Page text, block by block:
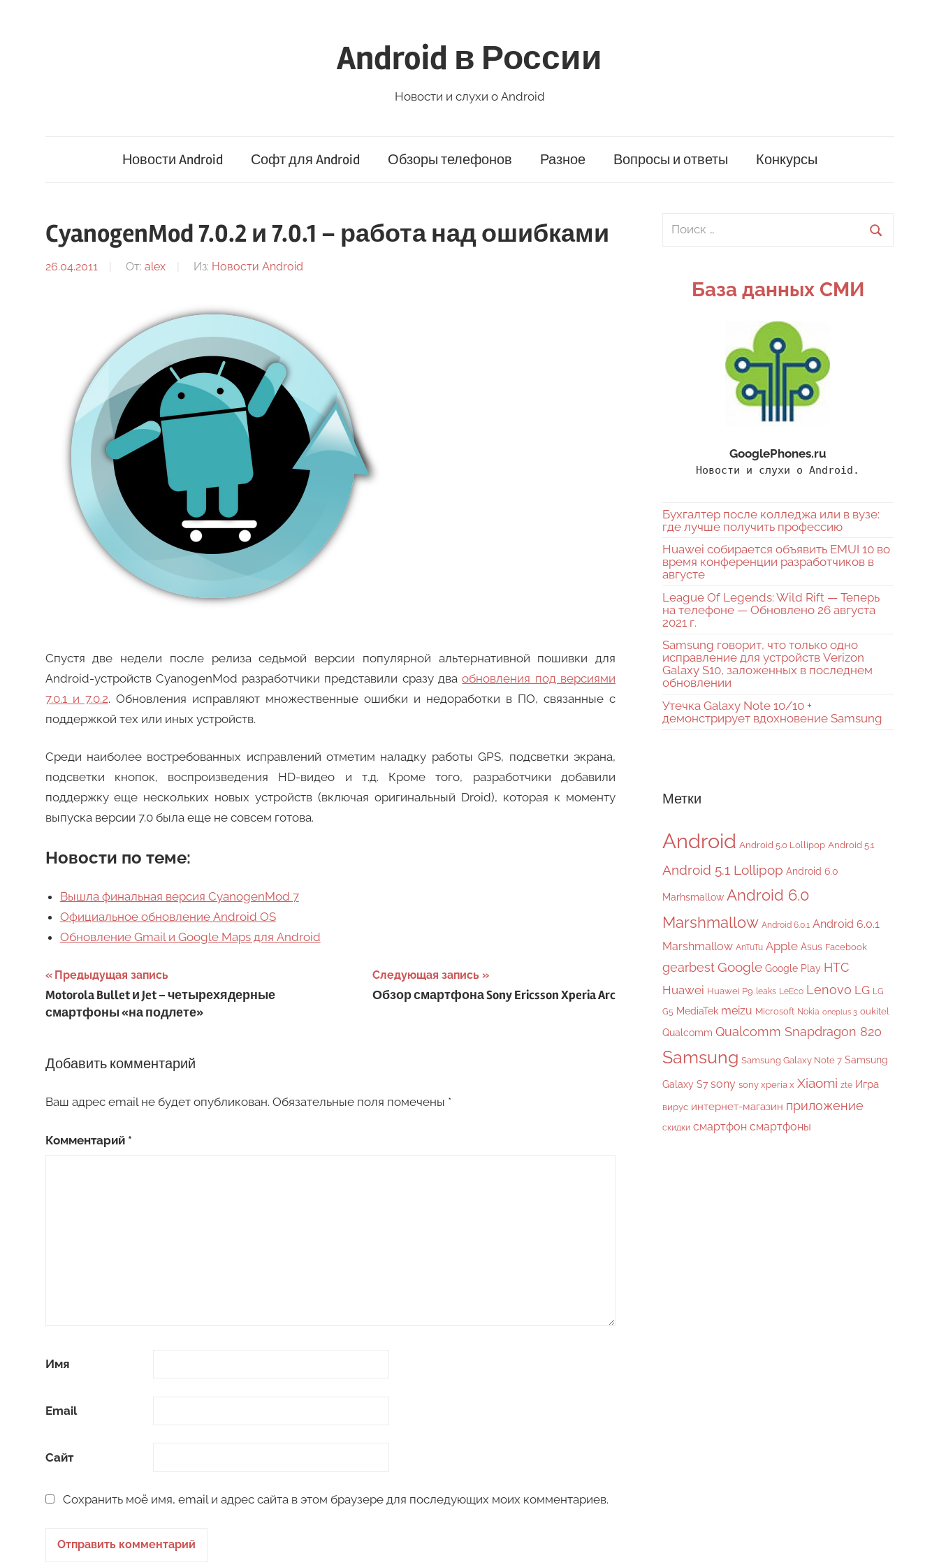
Android в России
Новости и слухи о Android
Новости Android Софт для Android Обзоры телефонов Разное Вопросы и ответы Конкурсы
CyanogenMod 7.0.2 и 7.0.1 – работа над ошибками
26.04.2011 От: alex Из: Новости Android
Спустя две недели после релиза седьмой версии популярной альтернативной пошивки для
Android-устройств CyanogenMod разработчики представили сразу дваобновления под версиями
7.0.1 и 7.0.2. Обновления исправляют множественные ошибки и недоработки в ПО, связанные с
поддержкой тех или иных устройств.
Среди наиболее востребованных исправлений отметим наладку работы GPS, подсветки экрана,
подсветки кнопок, воспроизведения HD-видео и т.д. Кроме того, разработчики добавили
поддержку еще нескольких новых устройств (включая оригинальный Droid), которая к моменту
выпуска версии 7.0 была еще не совсем готова.
Новости по теме:
Вышла финальная версия CyanogenMod 7
Официальное обновление Android OS
Обновление Gmail и Google Maps для Android
Навигация
по
Предыдущая запись
Motorola Bullet и Jet – четырехядерные
смартфоны «на подлете»
Следующая запись
Обзор смартфона Sony Ericsson Xperia Arc
Добавить комментарий
Ваш адрес email не будет опубликован. Обязательные поля помечены *
Комментарий *
Имя
Email
Сайт
Сохранить моё имя, email и адрес сайта в этом браузере для последующих моих комментариев.
Поиск
База данных СМИ
GooglePhones.ru
Новости и слухи о Android.
Бухгалтер после колледжа или в вузе:
где лучше получить профессию
Huawei собирается объявить EMUI 10 во
время конференции разработчиков в
августе
League Of Legends: Wild Rift — Теперь
на телефоне — Обновлено 26 августа
2021 г.
Samsung говорит, что только одно
исправление для устройств Verizon
Galaxy S10, заложенных в последнем
обновлении
Утечка Galaxy Note 10/10 +
демонстрирует вдохновение Samsung
Метки
Android Android 5.0 Lollipop Android 5.1
Android 5.1 Lollipop Android 6.0
Marhsmallow Android 6.0
Marshmallow Android 6.0.1 Android 6.0.1
Marshmallow AnTuTu Apple Asus Facebook
gearbestGoogle Google Play HTC
Huawei Huawei P9 leaks LeEco Lenovo LG LG
G5 MediaTek meizu Microsoft Nokia oneplus 3 oukitel
Qualcomm Qualcomm Snapdragon 820
Samsung Samsung Galaxy Note 7 Samsung
Galaxy S7 sony sony xperia x Xiaomi zte Игра
вирус интернет-магазин приложение
скидки смартфон смартфоны